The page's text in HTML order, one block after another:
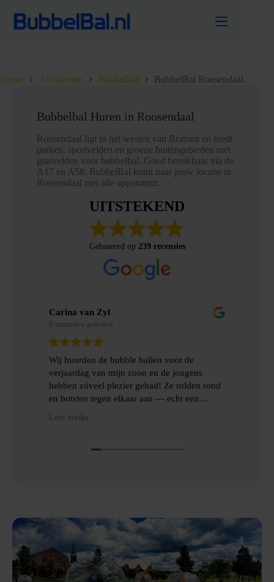
naar
Home Activiteiten BubbelBal BubbelBal Roosendaal
Bubbelbal Huren in Roosendaal
Roosendaal ligt in het westen van Brabant en biedt
parken, sportvelden en groene buitengebieden met
grasvelden voor bubbelbal. Goed bereikbaar via de
A17 en A58. BubbelBal komt naar jouw locatie in
Roosendaal met alle apparatuur.
UITSTEKEND
Gebaseerd op 239 recensies
Carina van Zyl
9 maanden geleden
Wij huurden de bubble ballen voor de
verjaardag van mijn zoon en de jongens
hebben zóveel plezier gehad! Ze rolden rond
en botsten tegen elkaar aan — echt een
Lees verder